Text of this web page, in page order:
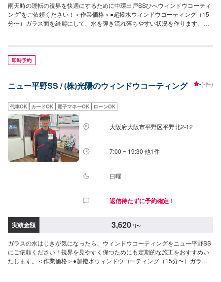
雨天時の運転の視界を快適にするために中環出戸SSひへウィンドウコーティ
ング’をご依頼ください！＜作業価格＞●超撥水ウィンドウコーティング（15
分〜）ガラス面を綺麗にして、水を弾き流れ落ちやすい状況を作ります。◆
円（XLサイズ）●油膜取り（15分〜）雨天時に視界をさまたあげつぎらつく
油膜をスッキリ取り去ります。価格は来店時にお問い合わせください（油膜
の量によって価格が変動します）
即時予約
ニュー平野SS / (株)光陽のウィンドウコーティング -(-件)
代車OK カードOK 電子マネーOK ローンOK
大阪府大阪市平野区平野北2-12
7:00 ~ 19:30 他1件
日曜
返信待たずに予約確定！
実績金額 3,620円〜
ガラスの水はじきが気になったら、ウィンドウコーティングをニュー平野SS
にご依頼ください！視界を見やすく保つためにも定期的な施工をおすすめい
たします。＜作業価格＞●超撥水ウィンドウコーティング（15分〜）ガラス